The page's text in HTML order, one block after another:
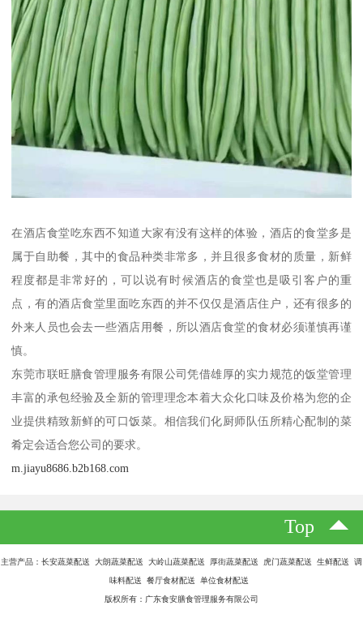
在酒店食堂吃东西不知道大家有没有这样的体验，酒店的食堂多是
属于自助餐，其中的食品种类非常多，并且很多食材的质量，新鲜
程度都是非常好的，可以说有时候酒店的食堂也是吸引客户的重
点，有的酒店食堂里面吃东西的并不仅仅是酒店住户，还有很多的
外来人员也会去一些酒店用餐，所以酒店食堂的食材必须谨慎再谨
慎。
东莞市联旺膳食管理服务有限公司凭借雄厚的实力规范的饭堂管理
丰富的承包经验及全新的管理理念本着大众化口味及价格为您的企
业提供精致新鲜的可口饭菜。相信我们化厨师队伍所精心配制的菜
肴定会适合您公司的要求。
m.jiayu8686.b2b168.com
Top
主营产品：长安蔬菜配送 大朗蔬菜配送 大岭山蔬菜配送 厚街蔬菜配送 虎门蔬菜配送 生鲜配送 调
味料配送 餐厅食材配送 单位食材配送
版权所有：广东食安膳食管理服务有限公司